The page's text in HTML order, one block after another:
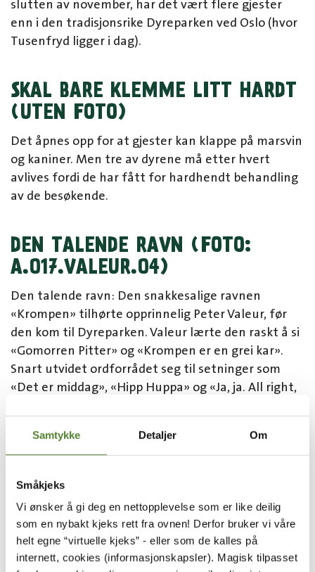
Samtykke Detaljer Om
Småkjeks
Vi ønsker å gi deg en nettopplevelse som er like deilig
som en nybakt kjeks rett fra ovnen! Derfor bruker vi våre
helt egne “virtuelle kjeks” - eller som de kalles på
internett, cookies (informasjonskapsler). Magisk tilpasset
slutten av november, har det vært flere gjester
enn i den tradisjonsrike Dyreparken ved Oslo (hvor
Tusenfryd ligger i dag).
SKAL BARE KLEMME LITT HARDT
(UTEN FOTO)
Det åpnes opp for at gjester kan klappe på marsvin
og kaniner. Men tre av dyrene må etter hvert
avlives fordi de har fått for hardhendt behandling
av de besøkende.
DEN TALENDE RAVN (FOTO:
A.017.VALEUR.04)
Den talende ravn: Den snakkesalige ravnen
«Krompen» tilhørte opprinnelig Peter Valeur, før
den kom til Dyreparken. Valeur lærte den raskt å si
«Gomorren Pitter» og «Krompen er en grei kar».
Snart utvidet ordforrådet seg til setninger som
«Det er middag», «Hipp Huppa» og «Ja, ja. All right,
SKOTSK HØYLANDSKVEG
(A.121.JAKOB.26)
Skotsk høylandskveg var en av de første
dyreartene i Dyreparken.